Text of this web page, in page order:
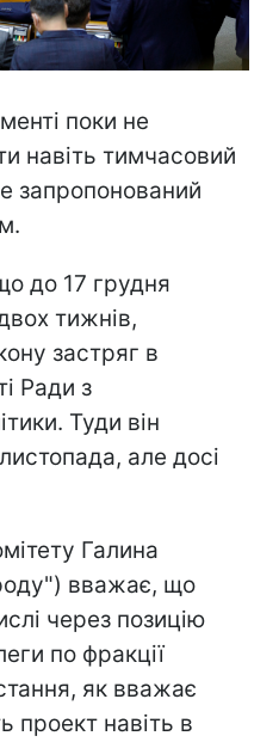
поки не
навіть тимчасовий
запропонований
до 17 грудня
тижнів,
застряг в
Ради з
Туди він
але досі
Галина
вважає, що
через позицію
по фракції
як вважає
проект навіть в